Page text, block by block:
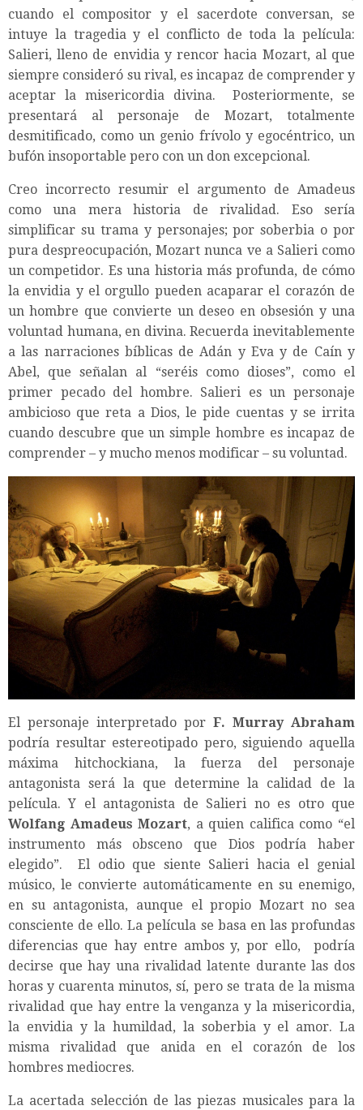
cuando el compositor y el sacerdote conversan, se
intuye la tragedia y el conflicto de toda la película:
Salieri, lleno de envidia y rencor hacia Mozart, al que
siempre consideró su rival, es incapaz de comprender y
aceptar la misericordia divina. Posteriormente, se
presentará al personaje de Mozart, totalmente
desmitificado, como un genio frívolo y egocéntrico, un
bufón insoportable pero con un don excepcional.
Creo incorrecto resumir el argumento de Amadeus
como una mera historia de rivalidad. Eso sería
simplificar su trama y personajes; por soberbia o por
pura despreocupación, Mozart nunca ve a Salieri como
un competidor. Es una historia más profunda, de cómo
la envidia y el orgullo pueden acaparar el corazón de
un hombre que convierte un deseo en obsesión y una
voluntad humana, en divina. Recuerda inevitablemente
a las narraciones bíblicas de Adán y Eva y de Caín y
Abel, que señalan al “seréis como dioses”, como el
primer pecado del hombre. Salieri es un personaje
ambicioso que reta a Dios, le pide cuentas y se irrita
cuando descubre que un simple hombre es incapaz de
comprender – y mucho menos modificar – su voluntad.
El personaje interpretado por F. Murray Abraham
podría resultar estereotipado pero, siguiendo aquella
máxima hitchockiana, la fuerza del personaje
antagonista será la que determine la calidad de la
película. Y el antagonista de Salieri no es otro que
Wolfang Amadeus Mozart, a quien califica como “el
instrumento más obsceno que Dios podría haber
elegido”. El odio que siente Salieri hacia el genial
músico, le convierte automáticamente en su enemigo,
en su antagonista, aunque el propio Mozart no sea
consciente de ello. La película se basa en las profundas
diferencias que hay entre ambos y, por ello, podría
decirse que hay una rivalidad latente durante las dos
horas y cuarenta minutos, sí, pero se trata de la misma
rivalidad que hay entre la venganza y la misericordia,
la envidia y la humildad, la soberbia y el amor. La
misma rivalidad que anida en el corazón de los
hombres mediocres.
La acertada selección de las piezas musicales para la